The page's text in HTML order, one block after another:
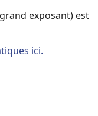
exposant) est
ici.